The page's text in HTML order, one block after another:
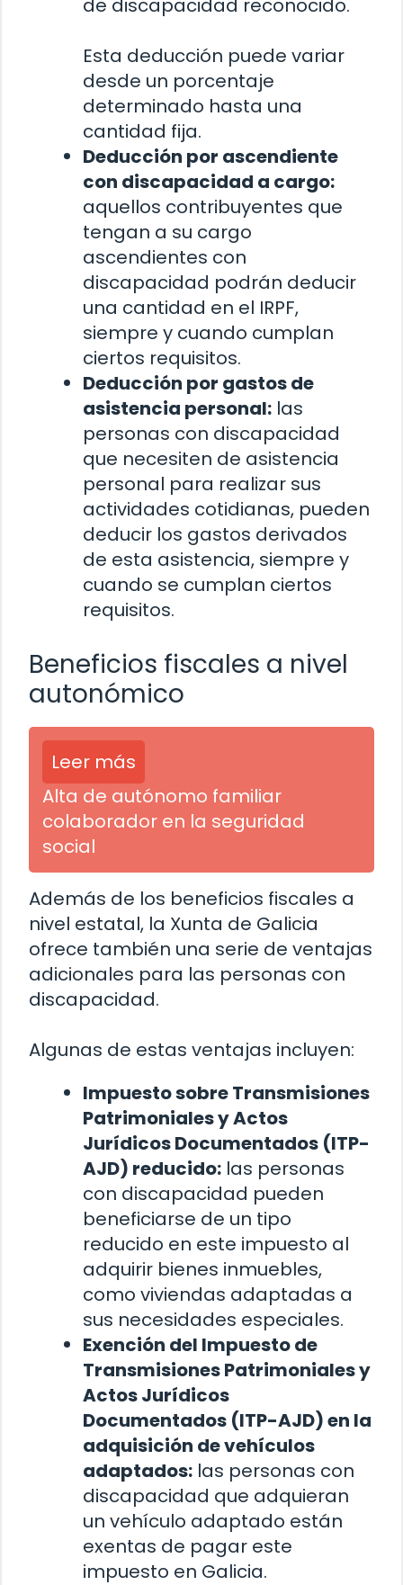
de discapacidad reconocido.
Esta deducción puede variar
desde un porcentaje
determinado hasta una
cantidad fija.
Deducción por ascendiente
con discapacidad a cargo:
aquellos contribuyentes que
tengan a su cargo
ascendientes con
discapacidad podrán deducir
una cantidad en el IRPF,
siempre y cuando cumplan
ciertos requisitos.
Deducción por gastos de
asistencia personal: las
personas con discapacidad
que necesiten de asistencia
personal para realizar sus
actividades cotidianas, pueden
deducir los gastos derivados
de esta asistencia, siempre y
cuando se cumplan ciertos
requisitos.
Beneficios fiscales a nivel
autonómico
Leer más
Alta de autónomo familiar
colaborador en la seguridad
social
Además de los beneficios fiscales a
nivel estatal, la Xunta de Galicia
ofrece también una serie de ventajas
adicionales para las personas con
discapacidad.
Algunas de estas ventajas incluyen:
Impuesto sobre Transmisiones
Patrimoniales y Actos
Jurídicos Documentados (ITP-
AJD) reducido: las personas
con discapacidad pueden
beneficiarse de un tipo
reducido en este impuesto al
adquirir bienes inmuebles,
como viviendas adaptadas a
sus necesidades especiales.
Exención del Impuesto de
Transmisiones Patrimoniales y
Actos Jurídicos
Documentados (ITP-AJD) en la
adquisición de vehículos
adaptados: las personas con
discapacidad que adquieran
un vehículo adaptado están
exentas de pagar este
impuesto en Galicia.